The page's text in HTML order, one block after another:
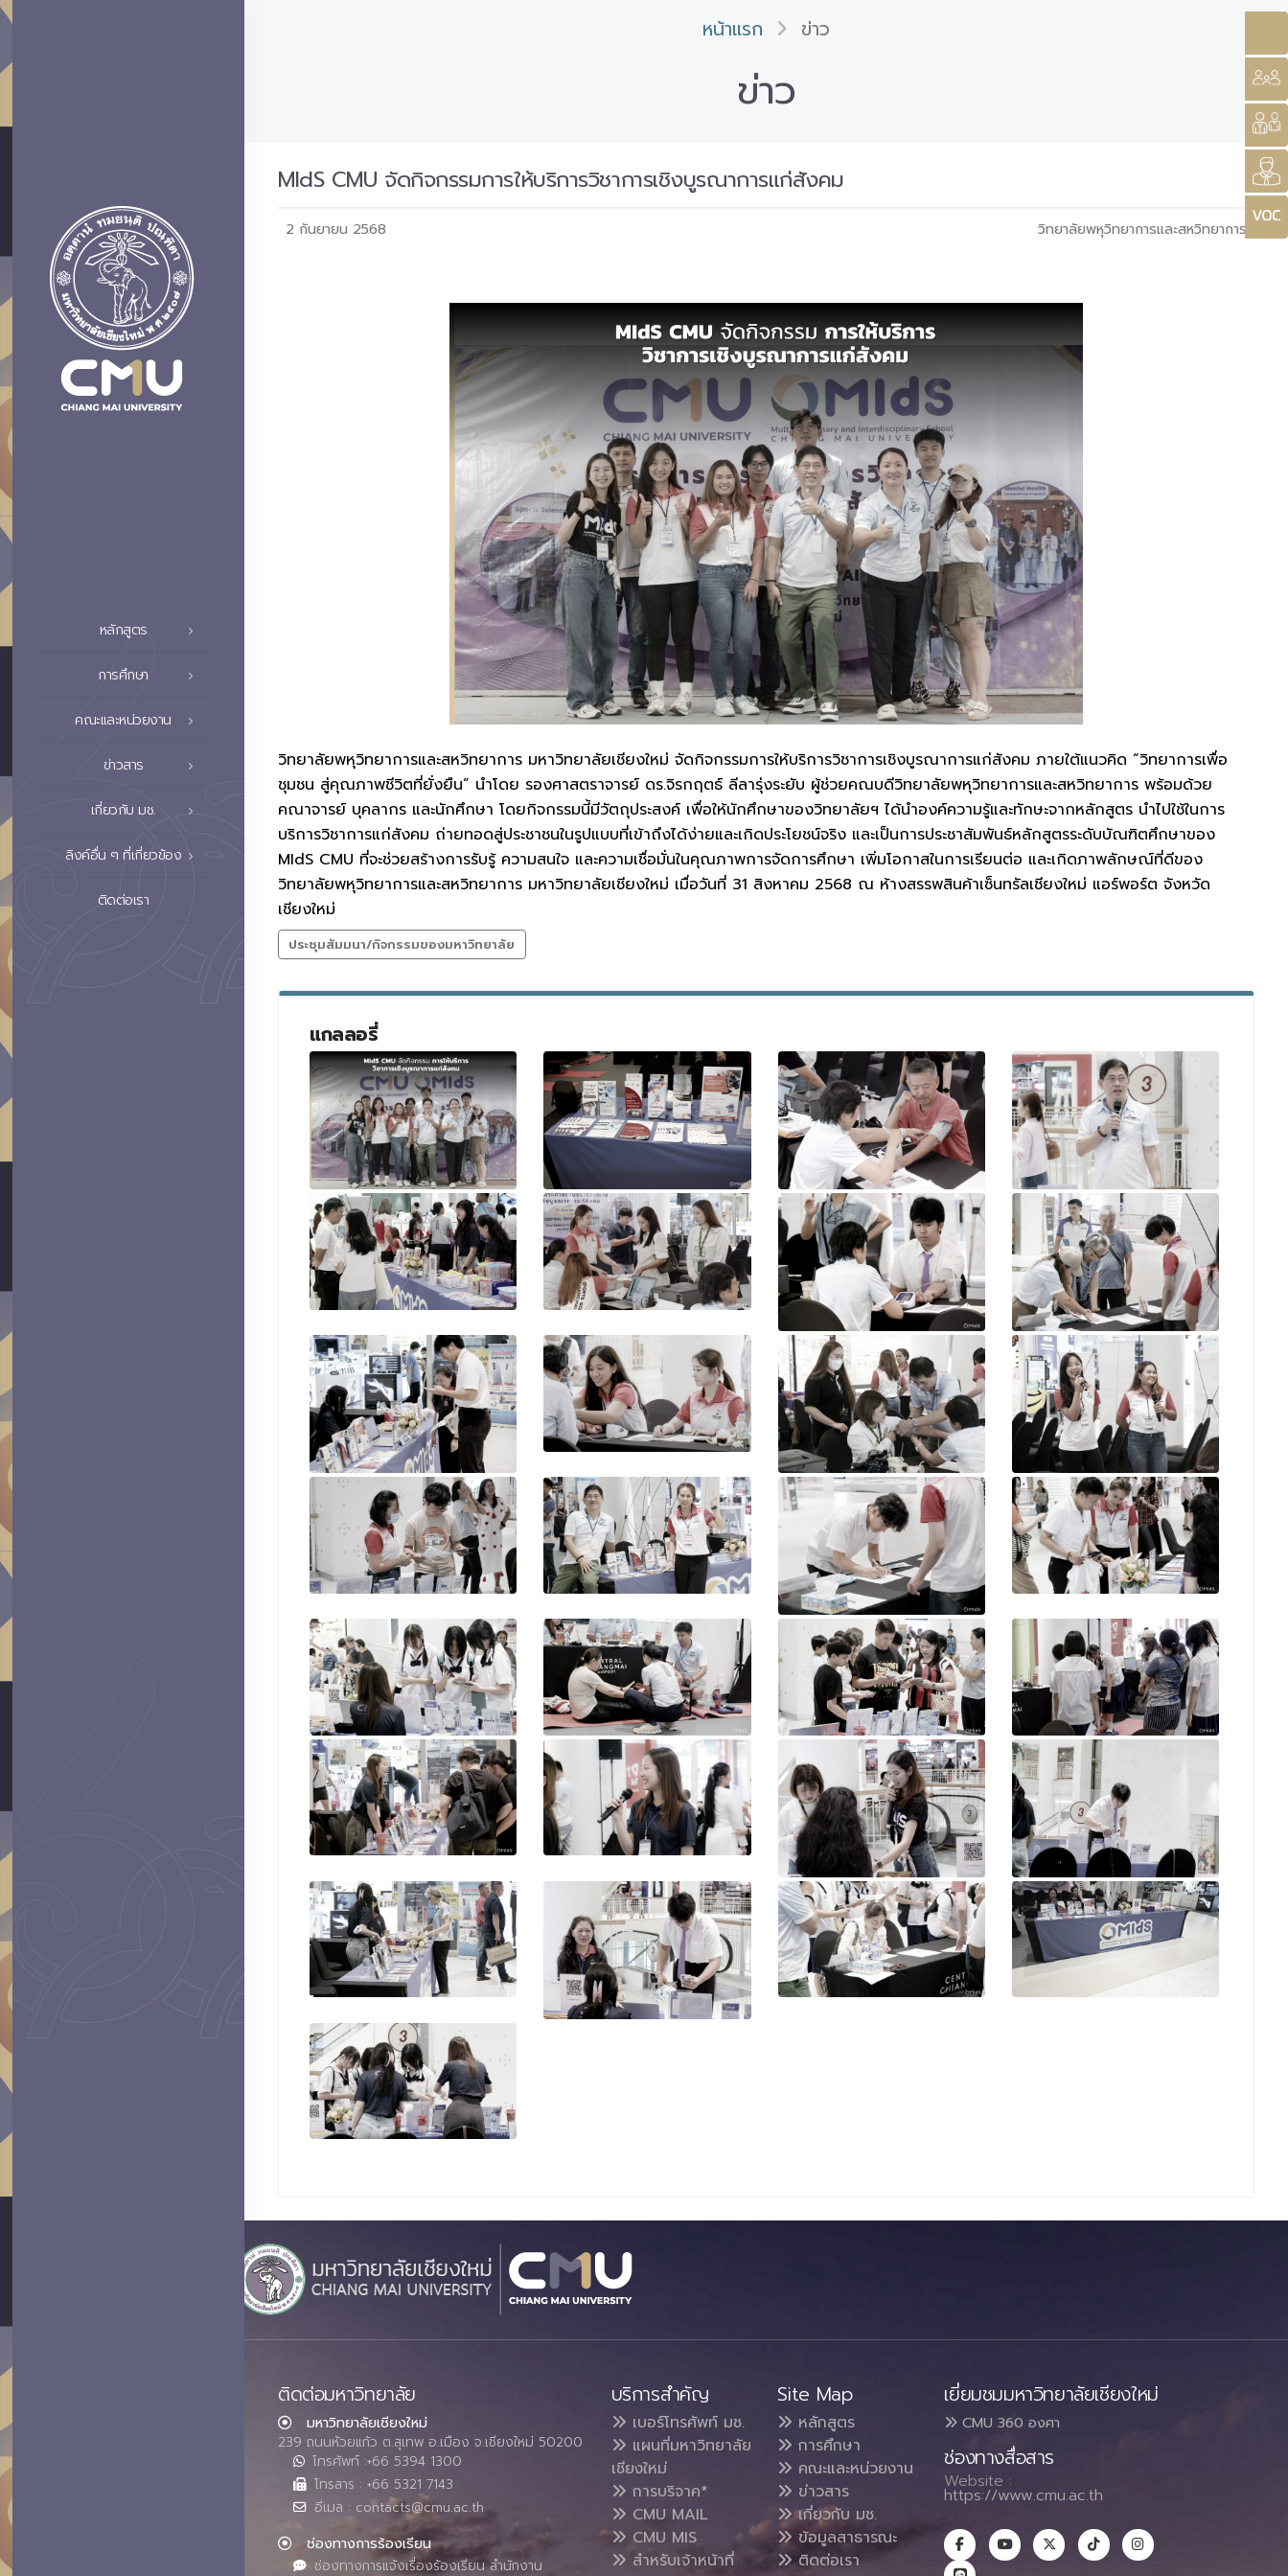
หลักสูตร
การศึกษา
คณะและหน่วยงาน
ข่าวสาร
เกี่ยวกับ มช.
ลิงค์อื่น ๆ ที่เกี่ยวข้อง
ติดต่อเรา
หน้าแรก ข่าว
ข่าว
MIdS CMU จัดกิจกรรมการให้บริการวิชาการเชิงบูรณาการแก่สังคม
2 กันยายน 2568 วิทยาลัยพหุวิทยาการและสหวิทยาการ
วิทยาลัยพหุวิทยาการและสหวิทยาการ มหาวิทยาลัยเชียงใหม่ จัดกิจกรรมการให้บริการวิชาการเชิงบูรณาการแก่สังคม ภายใต้แนวคิด “วิทยาการเพื่อ
ชุมชน สู่คุณภาพชีวิตที่ยั่งยืน” นำโดย รองศาสตราจารย์ ดร.จิรกฤตธ์ ลีลารุ่งระยับ ผู้ช่วยคณบดีวิทยาลัยพหุวิทยาการและสหวิทยาการ พร้อมด้วย
คณาจารย์ บุคลากร และนักศึกษา โดยกิจกรรมนี้มีวัตถุประสงค์ เพื่อให้นักศึกษาของวิทยาลัยฯ ได้นำองค์ความรู้และทักษะจากหลักสูตร นำไปใช้ในการ
บริการวิชาการแก่สังคม ถ่ายทอดสู่ประชาชนในรูปแบบที่เข้าถึงได้ง่ายและเกิดประโยชน์จริง และเป็นการประชาสัมพันธ์หลักสูตรระดับบัณฑิตศึกษาของ
MIdS CMU ที่จะช่วยสร้างการรับรู้ ความสนใจ และความเชื่อมั่นในคุณภาพการจัดการศึกษา เพิ่มโอกาสในการเรียนต่อ และเกิดภาพลักษณ์ที่ดีของ
วิทยาลัยพหุวิทยาการและสหวิทยาการ มหาวิทยาลัยเชียงใหม่ เมื่อวันที่ 31 สิงหาคม 2568 ณ ห้างสรรพสินค้าเซ็นทรัลเชียงใหม่ แอร์พอร์ต จังหวัด
เชียงใหม่
ประชุมสัมมนา/กิจกรรมของมหาวิทยาลัย
แกลลอรี่
ติดต่อมหาวิทยาลัย
มหาวิทยาลัยเชียงใหม่
239 ถนนห้วยแก้ว ต.สุเทพ อ.เมือง จ.เชียงใหม่ 50200
โทรศัพท์ :+66 5394 1300
โทรสาร : +66 5321 7143
อีเมล : contacts@cmu.ac.th
ช่องทางการร้องเรียน
ช่องทางการแจ้งเรื่องร้องเรียน สำนักงาน
บริการสำคัญ
เบอร์โทรศัพท์ มช.
แผนที่มหาวิทยาลัย
เชียงใหม่
การบริจาค*
CMU MAIL
CMU MIS
สำหรับเจ้าหน้าที่
Site Map
หลักสูตร
การศึกษา
คณะและหน่วยงาน
ข่าวสาร
เกี่ยวกับ มช.
ข้อมูลสาธารณะ
ติดต่อเรา
เยี่ยมชมมหาวิทยาลัยเชียงใหม่
CMU 360 องศา
ช่องทางสื่อสาร
Website :
https://www.cmu.ac.th